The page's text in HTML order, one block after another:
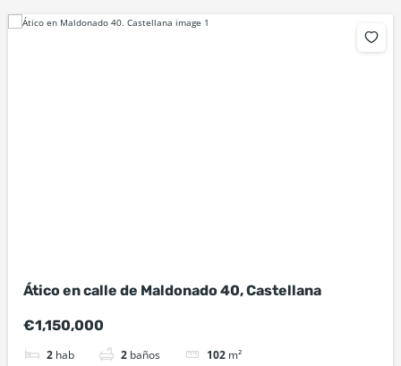
Ático en calle de Maldonado 40, Castellana
€1,150,000
2 hab 2 baños 102 m²